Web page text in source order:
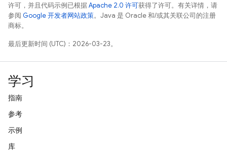
许可，并且代码示例已根据Apache 2.0 许可获得了许可。有关详情，请
参阅 Google 开发者网站政策。Java 是 Oracle 和/或其关联公司的注册
商标。
最后更新时间 (UTC)：2026-03-23。
学习
指南
参考
示例
库